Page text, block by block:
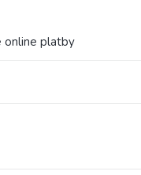
online platby